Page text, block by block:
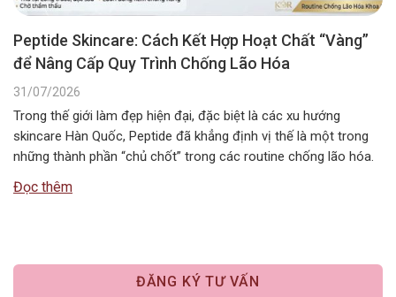
Peptide Skincare: Cách Kết Hợp Hoạt Chất “Vàng”
để Nâng Cấp Quy Trình Chống Lão Hóa
31/07/2026
Trong thế giới làm đẹp hiện đại, đặc biệt là các xu hướng
skincare Hàn Quốc, Peptide đã khẳng định vị thế là một trong
những thành phần “chủ chốt” trong các routine chống lão hóa.
nhất vẫn là băn…
Đọc thêm
ĐĂNG KÝ TƯ VẤN